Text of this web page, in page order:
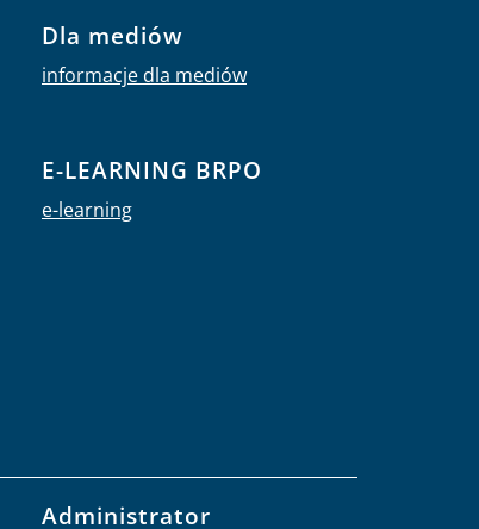
Dla mediów
informacje dla mediów
E-LEARNING BRPO
e-learning
Administrator